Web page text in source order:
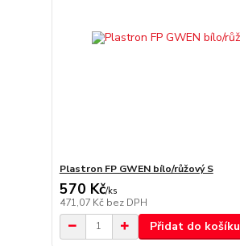
Plastron FP GWEN bílo/růžový S
570 Kč/ks
471,07 Kč bez DPH
Přidat do košíku